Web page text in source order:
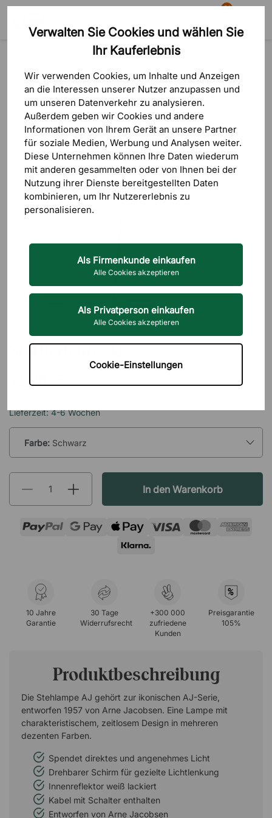
Verwalten Sie Cookies und wählen Sie
Ihr Kauferlebnis
Wir verwenden Cookies, um Inhalte und Anzeigen
an die Interessen unserer Nutzer anzupassen und
um unseren Datenverkehr zu analysieren.
Außerdem geben wir Cookies und andere
Informationen von Ihrem Gerät an unsere Partner
für soziale Medien, Werbung und Analysen weiter.
Diese Unternehmen können Ihre Daten wiederum
mit anderen gesammelten oder von Ihnen bei der
Nutzung ihrer Dienste bereitgestellten Daten
kombinieren, um Ihr Nutzererlebnis zu
personalisieren.
Als Firmenkunde einkaufen
Alle Cookies akzeptieren
Als Privatperson einkaufen
Alle Cookies akzeptieren
Cookie-Einstellungen
Suche
81
Warenkorb
Stehlampen
4 Bewertungen
Stehleuchte AJ
1.274 €
Lieferzeit: 4-6 Wochen
Farbe: Schwarz
In den Warenkorb
10 Jahre
Garantie
30 Tage
Widerrufsrecht
+300 000
zufriedene
Kunden
%
Preisgarantie
105%
Produktbeschreibung
Die Stehlampe AJ gehört zur ikonischen AJ-Serie,
entworfen 1957 von Arne Jacobsen. Eine Lampe mit
charakteristischem, zeitlosem Design in mehreren
dezenten Farben.
Spendet direktes und angenehmes Licht
Drehbarer Schirm für gezielte Lichtlenkung
Innenreflektor weiß lackiert
Kabel mit Schalter enthalten
Entworfen von Arne Jacobsen